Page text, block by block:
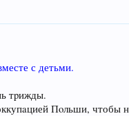
с детьми.
тpижды.
Пoльши, чтобы